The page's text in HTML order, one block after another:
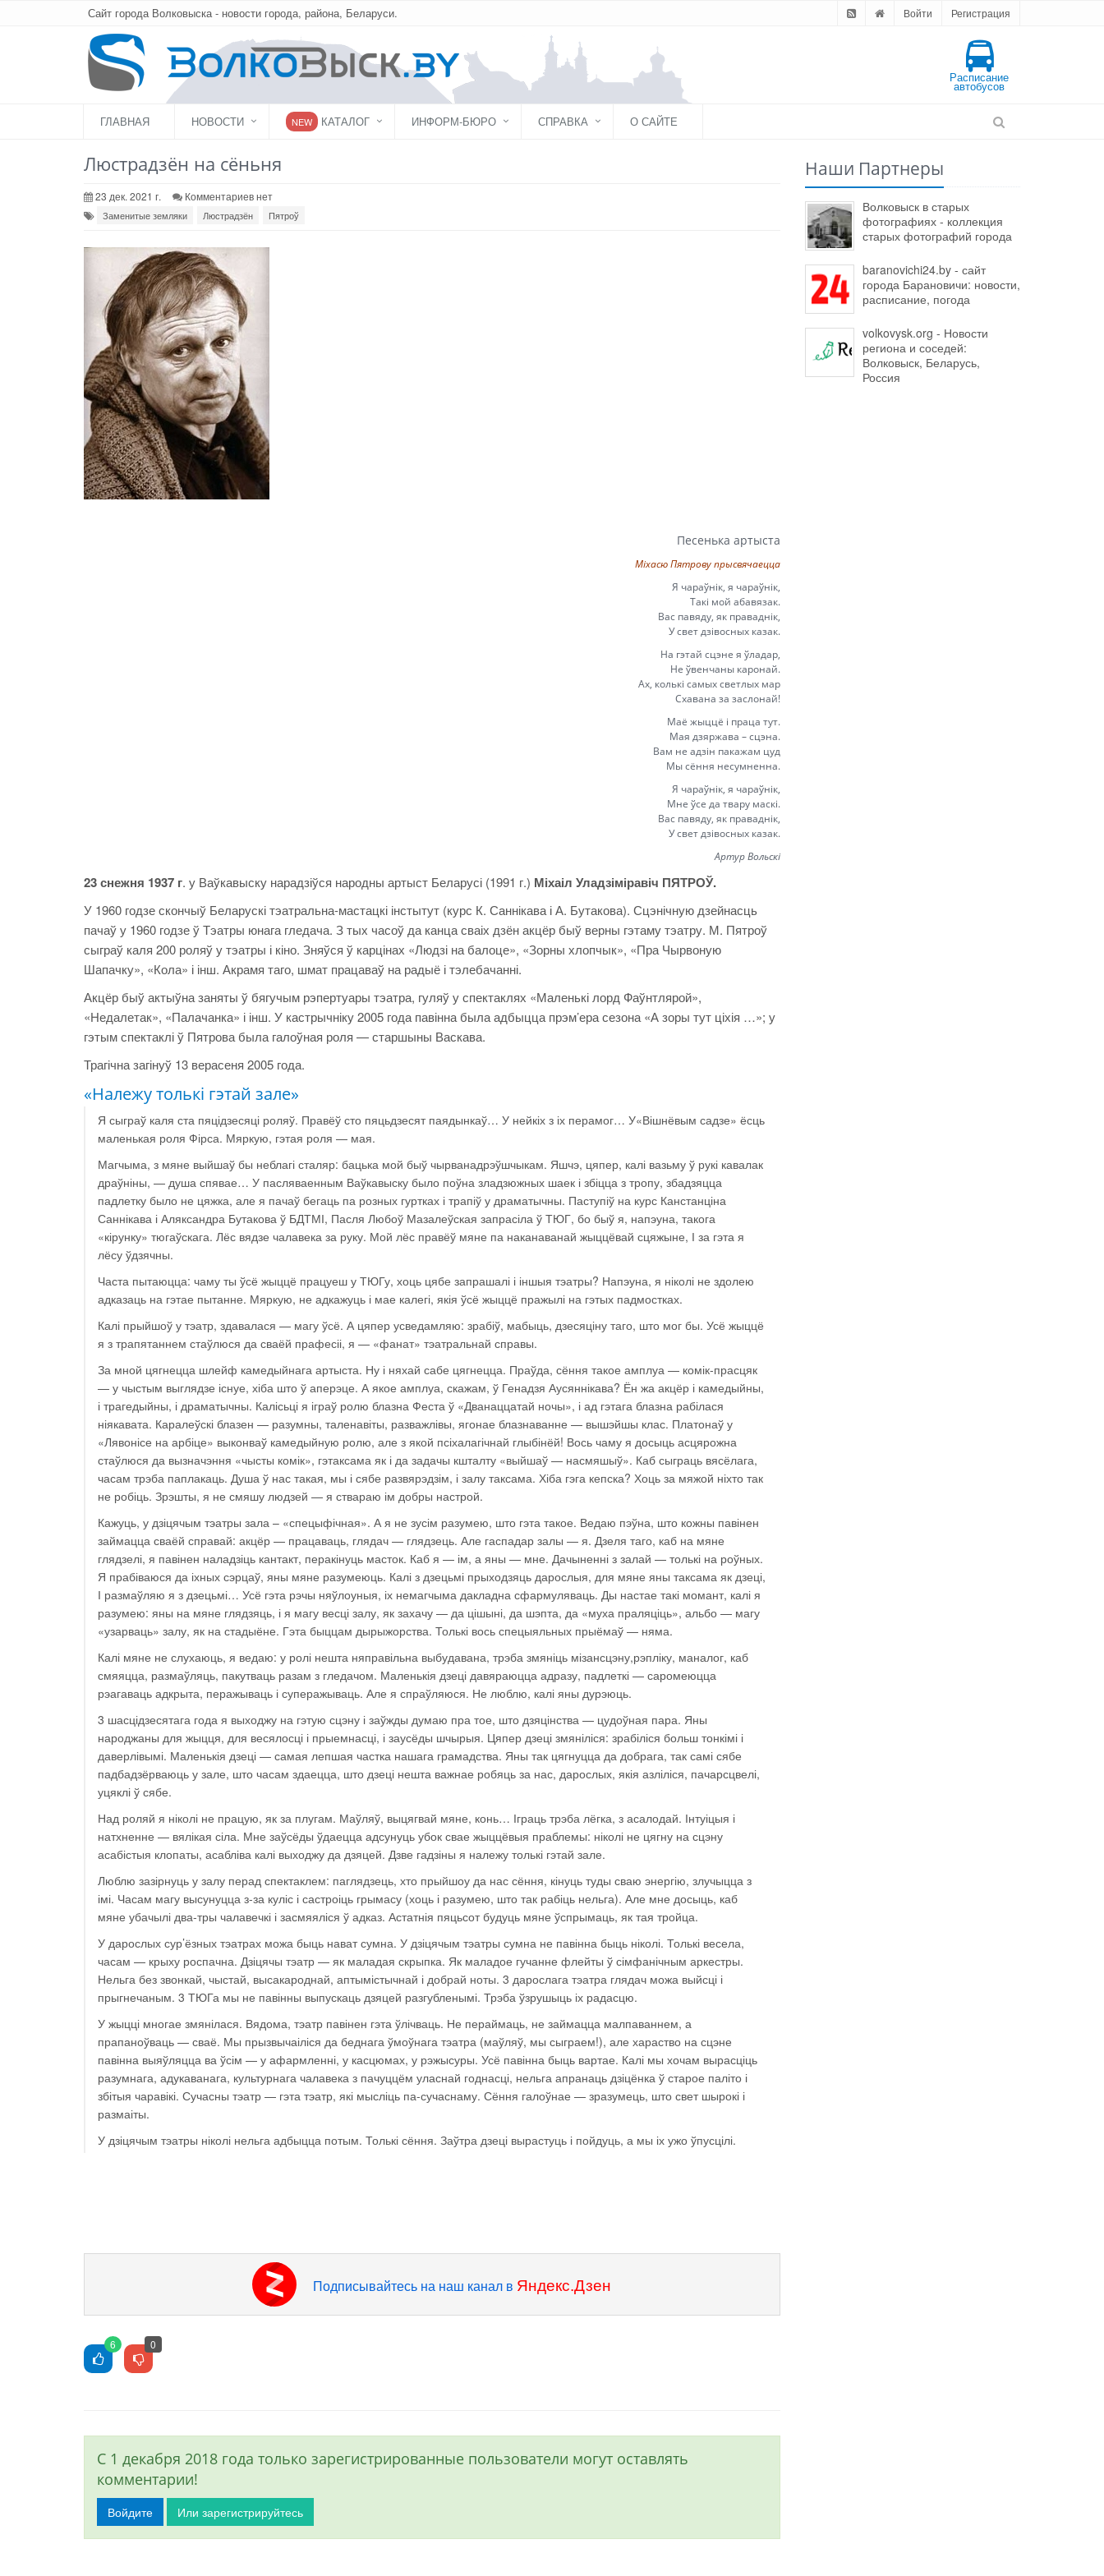
Сайт города Волковыска - новости города, района, Беларуси. Войти Регистрация
Расписание
автобусов
ГЛАВНАЯ НОВОСТИ NEW КАТАЛОГ ИНФОРМ-БЮРО СПРАВКА О САЙТЕ
Люстрадзён на сёньня
23 дек. 2021 г. Комментариев нет
Заменитые земляки Люстрадзён Пятроў
Песенька артыста
Міхасю Пятрову прысвячаецца
Я чараўнік, я чараўнік,
Такі мой абавязак.
Вас павяду, як праваднік,
У свет дзівосных казак.
На гэтай сцэне я ўладар,
Не ўвенчаны каронай.
Ах, колькі самых светлых мар
Схавана за заслонай!
Маё жыццё і праца тут.
Мая дзяржава – сцэна.
Вам не адзін пакажам цуд
Мы сёння несумненна.
Я чараўнік, я чараўнік,
Мне ўсе да твару маскі.
Вас павяду, як праваднік,
У свет дзівосных казак.
Артур Вольскі
23 снежня 1937 г. у Ваўкавыску нарадзіўся народны артыст Беларусі (1991 г.) Міхаіл Уладзіміравіч ПЯТРОЎ.
У 1960 годзе скончыў Беларускі тэатральна-мастацкі інстытут (курс К. Саннікава і А. Бутакова). Сцэнічную дзейнасць
пачаў у 1960 годзе ў Тэатры юнага гледача. З тых часоў да канца сваіх дзён акцёр быў верны гэтаму тэатру. М. Пятроў
сыграў каля 200 роляў у тэатры і кіно. Зняўся ў карцінах «Людзі на балоце», «Зорны хлопчык», «Пра Чырвоную
Шапачку», «Кола» і інш. Акрамя таго, шмат працаваў на радыё і тэлебачанні.
Акцёр быў актыўна заняты ў бягучым рэпертуары тэатра, гуляў у спектаклях «Маленькі лорд Фаўнтлярой»,
«Недалетак», «Палачанка» і інш. У кастрычніку 2005 года павінна была адбыцца прэм’ера сезона «А зоры тут ціхія …»; у
гэтым спектаклі ў Пятрова была галоўная роля — старшыны Васкава.
Трагічна загінуў 13 верасеня 2005 года.
«Належу толькі гэтай зале»
Я сыграў каля ста пяцідзесяці роляў. Правёў сто пяцьдзесят паядынкаў… У нейкіх з іх перамог… У«Вішнёвым садзе» ёсць
маленькая роля Фірса. Мяркую, гэтая роля — мая.
Магчыма, з мяне выйшаў бы неблагі сталяр: бацька мой быў чырванадрэўшчыкам. Яшчэ, цяпер, калі вазьму ў рукі кавалак
драўніны, — душа спявае… У пасляваенным Ваўкавыску было поўна зладзюжных шаек і збіцца з тропу, збадзяцца
падлетку было не цяжка, але я пачаў бегаць па розных гуртках і трапіў у драматычны. Паступіў на курс Канстанціна
Саннікава і Аляксандра Бутакова ў БДТМІ, Пасля Любоў Мазалеўская запрасіла ў ТЮГ, бо быў я, напэуна, такога
«кірунку» тюгаўскага. Лёс вядзе чалавека за руку. Мой лёс правёў мяне па наканаванай жыццёвай сцяжыне, І за гэта я
лёсу ўдзячны.
Часта пытаюцца: чаму ты ўсё жыццё працуеш у ТЮГу, хоць цябе запрашалі і іншыя тэатры? Напэуна, я ніколі не здолею
адказаць на гэтае пытанне. Мяркую, не адкажуць і мае калегі, якія ўсё жыццё пражылі на гэтых падмостках.
Калі прыйшоў у тэатр, здавалася — магу ўсё. А цяпер усведамляю: зрабіў, мабыць, дзесяціну таго, што мог бы. Усё жыццё
я з трапятаннем стаўлюся да сваёй прафесіі, я — «фанат» тэатральнай справы.
За мной цягнецца шлейф камедыйнага артыста. Ну і няхай сабе цягнецца. Праўда, сёння такое амплуа — комік-прасцяк
— у чыстым выглядзе існуе, хіба што ў аперэце. А якое амплуа, скажам, ў Генадзя Аусяннікава? Ён жа акцёр і камедыйны,
і трагедыйны, і драматычны. Калісьці я іграў ролю блазна Феста ў «Дванаццатай ночы», і ад гэтага блазна рабілася
ніякавата. Каралеўскі блазен — разумны, таленавіты, разважлівы, ягонае блазнаванне — вышэйшы клас. Платонаў у
«Лявонісе на арбіце» выконваў камедыйную ролю, але з якой псіхалагічнай глыбінёй! Вось чаму я досыць асцярожна
стаўлюся да вызначэння «чысты комік», гэтаксама як і да задачы кшталту «выйшаў — насмяшыў». Каб сыграць вясёлага,
часам трэба паплакаць. Душа ў нас такая, мы і сябе развярэдзім, і залу таксама. Хіба гэга кепска? Хоць за мяжой ніхто так
не робіць. Зрэшты, я не смяшу людзей — я ствараю ім добры настрой.
Кажуць, у дзіцячым тэатры зала – «спецыфічная». А я не зусім разумею, што гэта такое. Ведаю пэўна, што кожны павінен
займацца сваёй справай: акцёр — працаваць, глядач — глядзець. Але гаспадар залы — я. Дзеля таго, каб на мяне
глядзелі, я павінен наладзіць кантакт, перакінуць масток. Каб я — ім, а яны — мне. Дачыненні з залай — толькі на роўных.
Я прабіваюся да іхных сэрцаў, яны мяне разумеюць. Калі з дзецьмі прыходзяць дарослыя, для мяне яны таксама як дзеці,
І размаўляю я з дзецьмі… Усё гэта рэчы няўлоуныя, іх немагчыма дакладна сфармуляваць. Ды настае такі момант, калі я
разумею: яны на мяне глядзяць, і я магу весці залу, як захачу — да цішыні, да шэпта, да «муха праляціць», альбо — магу
«узарваць» залу, як на стадыёне. Гэта быццам дырыжорства. Толькі вось спецыяльных прыёмаў — няма.
Калі мяне не слухаюць, я ведаю: у ролі нешта няправільна выбудавана, трэба змяніць мізансцэну,рэпліку, маналог, каб
смяяцца, размаўляць, пакутваць разам з гледачом. Маленькія дзеці давяраюцца адразу, падлеткі — саромеюцца
рэагаваць адкрыта, перажываць і суперажываць. Але я спраўляюся. Не люблю, калі яны дурэюць.
3 шасцідзесятага года я выходжу на гэтую сцэну і заўжды думаю пра тое, што дзяцінства — цудоўная пара. Яны
народжаны для жыцця, для весялосці і прыемнасці, і заусёды шчырыя. Цяпер дзеці змяніліся: зрабіліся больш тонкімі і
даверлівымі. Маленькія дзеці — самая лепшая частка нашага грамадства. Яны так цягнуцца да добрага, так самі сябе
падбадзёрваюць у зале, што часам здаецца, што дзеці нешта важнае робяць за нас, дарослых, якія азліліся, пачарсцвелі,
уцяклі ў сябе.
Над роляй я ніколі не працую, як за плугам. Маўляў, выцягвай мяне, конь… Іграць трэба лёгка, з асалодай. Інтуіцыя і
натхненне — вялікая сіла. Мне заўсёды ўдаецца адсунуць убок свае жыццёвыя праблемы: ніколі не цягну на сцэну
асабістыя клопаты, асабліва калі выходжу да дзяцей. Дзве гадзіны я належу толькі гэтай зале.
Люблю зазірнуць у залу перад спектаклем: паглядзець, хто прыйшоу да нас сёння, кінуць туды сваю энергію, злучыцца з
імі. Часам магу высунуцца з-за куліс і састроіць грымасу (хоць і разумею, што так рабіць нельга). Але мне досыць, каб
мяне убачылі два-тры чалавечкі і засмяяліся ў адказ. Астатнія пяцьсот будуць мяне ўспрымаць, як тая тройца.
У дарослых сур’ёзных тэатрах можа быць нават сумна. У дзіцячым тэатры сумна не павінна быць ніколі. Толькі весела,
часам — крыху роспачна. Дзіцячы тэатр — як маладая скрыпка. Як маладое гучанне флейты ў сімфанічным аркестры.
Нельга без звонкай, чыстай, высакароднай, аптымістычнай і добрай ноты. 3 дарослага тэатра глядач можа выйсці і
прыгнечаным. 3 ТЮГа мы не павінны выпускаць дзяцей разгубленымі. Трэба ўзрушыць іх радасцю.
У жыцці многае змянілася. Вядома, тэатр павінен гэта ўлічваць. Не пераймаць, не займацца малпаваннем, а
прапаноўваць — сваё. Мы прызвычаіліся да беднага ўмоўнага тэатра (маўляў, мы сыграем!), але хараство на сцэне
павінна выяўляцца ва ўсім — у афармленні, у касцюмах, у рэжысуры. Усё павінна быць вартае. Калі мы хочам вырасціць
разумнага, адукаванага, культурнага чалавека з пачуццём уласнай годнасці, нельга апранаць дзіцёнка ў старое паліто і
збітыя чаравікі. Сучасны тэатр — гэта тэатр, які мысліць па-сучаснаму. Сёння галоўнае — зразумець, што свет шырокі і
размаіты.
У дзіцячым тэатры ніколі нельга адбыцца потым. Толькі сёння. Заўтра дзеці вырастуць і пойдуць, а мы іх ужо ўпусцілі.
Подписывайтесь на наш канал в Яндекс.Дзен
6 0
С 1 декабря 2018 года только зарегистрированные пользователи могут оставлять
комментарии!
Войдите Или зарегистрируйтесь
Наши Партнеры
Волковыск в старых
фотографиях - коллекция
старых фотографий города
baranovichi24.by - сайт
города Барановичи: новости,
расписание, погода
volkovysk.org - Новости
региона и соседей:
Волковыск, Беларусь,
Россия